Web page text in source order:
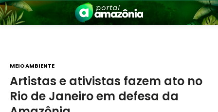
MEIO AMBIENTE
Artistas e ativistas fazem ato no
Rio de Janeiro em defesa da